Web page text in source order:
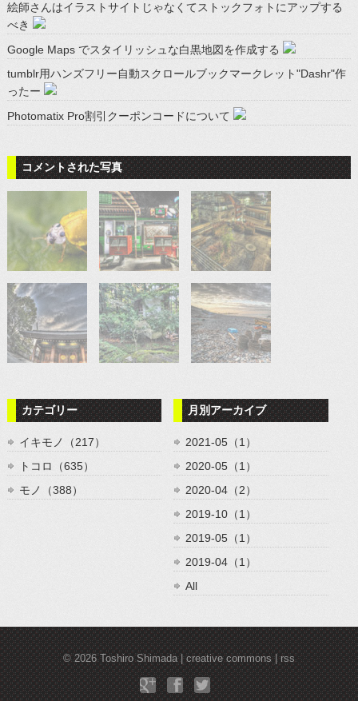
絵師さんはイラストサイトじゃなくてストックフォトにアップする
べき
Google Maps でスタイリッシュな白黒地図を作成する
tumblr用ハンズフリー自動スクロールブックマークレット"Dashr"作
ったー
Photomatix Pro割引クーポンコードについて
コメントされた写真
カテゴリー
イキモノ（217）
トコロ（635）
モノ（388）
月別アーカイブ
2021-05（1）
2020-05（1）
2020-04（2）
2019-10（1）
2019-05（1）
2019-04（1）
All
© 2026Toshiro Shimada creative commons rss